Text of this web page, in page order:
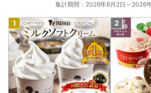
附をまとめて申請できる「自治体マイペ
ください。
▶ 自治体マイページはこちら
皆さまのご寄附は、諫早市の子育て・教
にふるさと納税に係る経費に大切に活用
す。
集計期間：2026年8月2日～2026